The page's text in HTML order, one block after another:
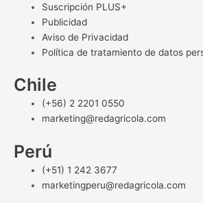
Suscripción PLUS+
Publicidad
Aviso de Privacidad
Política de tratamiento de datos
Chile
(+56) 2 2201 0550
marketing@redagricola.com
Perú
(+51) 1 242 3677
marketingperu@redagricola.com